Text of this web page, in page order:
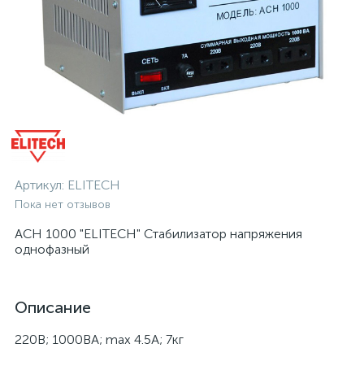
Артикул: ELITECH
Пока нет отзывов
АСН 1000 "ELITECH" Стабилизатор напряжения
однофазный
Описание
220В; 1000ВА; max 4.5А; 7кг